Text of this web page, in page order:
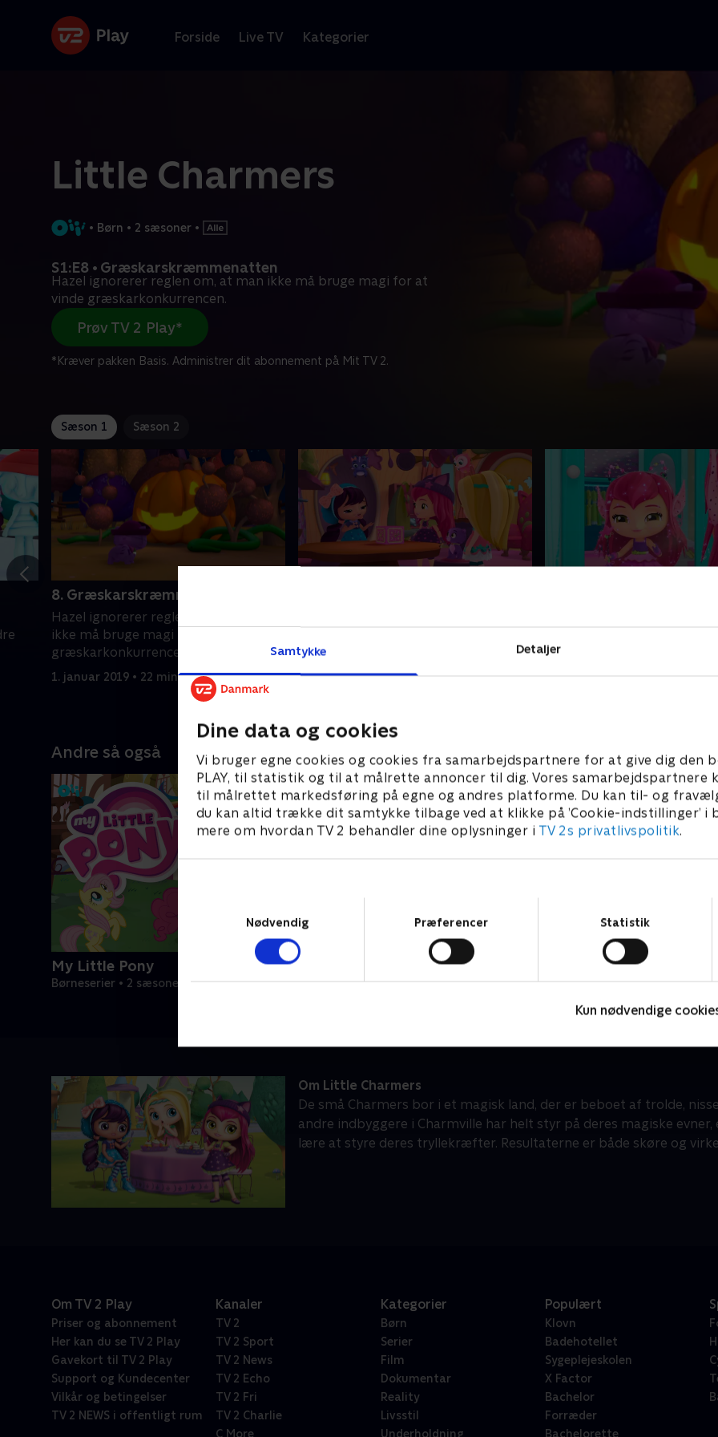
Samtykke Detaljer
Dine data og cookies
Vi bruger egne cookies og cookies fra samarbejdspartnere for at give dig den
PLAY, til statistik og til at målrette annoncer til dig. Vores samarbejdspartnere
til målrettet markedsføring på egne og andres platforme. Du kan til- og
du kan altid trække dit samtykke tilbage ved at klikke på ’Cookie-indstillinger’ i
mere om hvordan TV 2 behandler dine oplysninger i TV 2s privatlivspolitik.
Nødvendig
Præferencer Statistik
Kun nødvendige
Forside Live TV Kategorier
Little Charmers
• Børn • 2 sæsoner •
S1:E8 • Græskarskræmmenatten
Hazel ignorerer reglen om, at man ikke må bruge magi for at
vinde græskarkonkurrencen.
Prøv TV 2 Play*
*Kræver pakken Basis. Administrer dit abonnement på Mit TV 2.
Sæson 1 Sæson 2
8. Græskarskræmmenatten
Hazel ignorerer reglen om, at man
ikke må bruge magi for at vinde
græskarkonkurrencen.
1. januar 2019 • 22 min
hvad der sker.
1. januar 2019 • 22 min
uventede resultater.
Andre så også
My Little Pony
Børneserier • 2 sæsoner
Jungle Banden
Om Little Charmers
De små Charmers bor i et magisk land, der er beboet af trolde,
andre indbyggere i Charmville har helt styr på deres magiske
lære at styre deres tryllekræfter. Resultaterne er både skøre og
Om TV 2 Play
Priser og abonnement
Her kan du se TV 2 Play
Gavekort til TV 2 Play
Support og Kundecenter
Vilkår og betingelser
TV 2 NEWS i offentligt rum
Kanaler
TV 2
TV 2 Sport
TV 2 News
TV 2 Echo
TV 2 Fri
TV 2 Charlie
C More
Kategorier
Børn
Serier
Film
Dokumentar
Reality
Livsstil
Underholdning
Populært
Klovn
Badehotellet
Sygeplejeskolen
X Factor
Bachelor
Forræder
Bachelorette